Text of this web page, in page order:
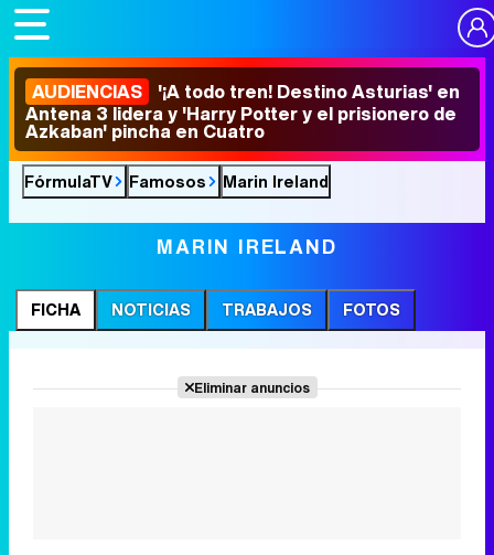
AUDIENCIAS '¡A todo tren! Destino Asturias' en
Antena 3 lidera y 'Harry Potter y el prisionero de
Azkaban' pincha en Cuatro
FórmulaTV Famosos Marin Ireland
MARIN IRELAND
FICHA NOTICIAS TRABAJOS FOTOS
Eliminar anuncios